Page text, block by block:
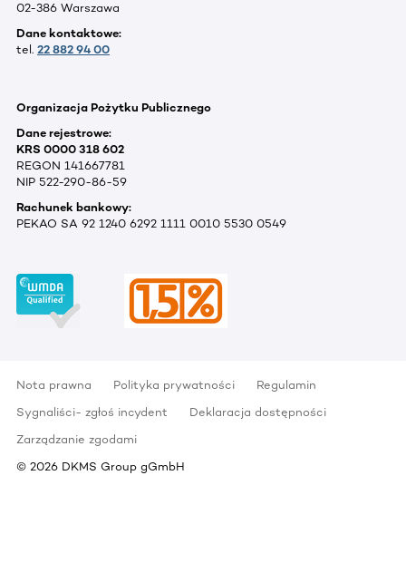
02-386 Warszawa
Dane kontaktowe:
tel. 22 882 94 00
Organizacja Pożytku Publicznego
Dane rejestrowe:
KRS 0000 318 602
REGON 141667781
NIP 522-290-86-59
Rachunek bankowy:
PEKAO SA 92 1240 6292 1111 0010 5530 0549
Nota prawna Polityka prywatności
Regulamin
Sygnaliści- zgłoś incydent
Deklaracja dostępności
Zarządzanie zgodami
© 2026 DKMS Group gGmbH